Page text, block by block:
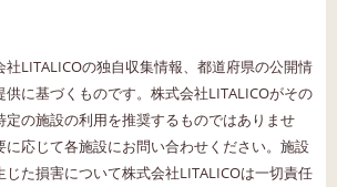
LITALICOの独自収集情報、都道府県の公開情
に基づくものです。株式会社LITALICOがその
定の施設の利用を推奨するものではありませ
に応じて各施設にお問い合わせください。施設
た損害について株式会社LITALICOは一切責任